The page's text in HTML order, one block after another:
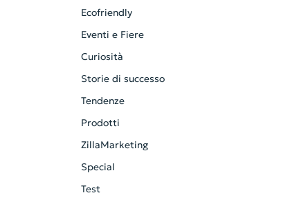
Ecofriendly
Eventi e Fiere
Curiosità
Storie di successo
Tendenze
Prodotti
ZillaMarketing
Special
Test